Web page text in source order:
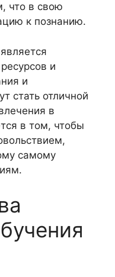
что в свою
к познанию.
и
и
стать отличной
в
в том, чтобы
самому